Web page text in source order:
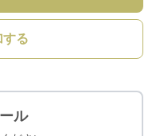
する
ル